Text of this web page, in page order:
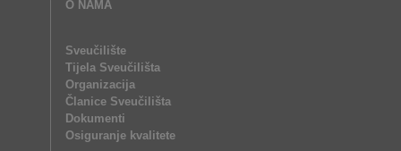
O NAMA
Sveučilište
Tijela Sveučilišta
Organizacija
Članice Sveučilišta
Dokumenti
Osiguranje kvalitete